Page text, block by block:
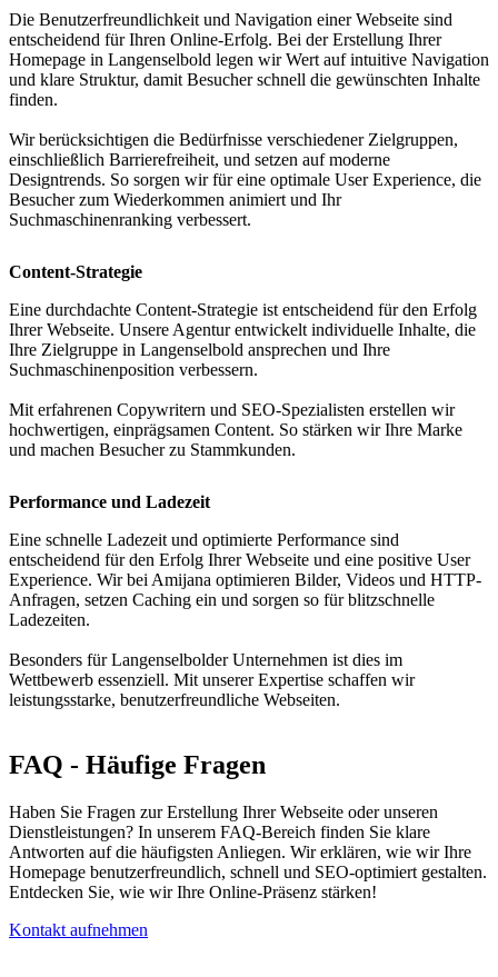
Die Benutzerfreundlichkeit und Navigation einer Webseite sind
entscheidend für Ihren Online-Erfolg. Bei der Erstellung Ihrer
Homepage in Langenselbold legen wir Wert auf intuitive Navigation
und klare Struktur, damit Besucher schnell die gewünschten Inhalte
finden.
Wir berücksichtigen die Bedürfnisse verschiedener Zielgruppen,
einschließlich Barrierefreiheit, und setzen auf moderne
Designtrends. So sorgen wir für eine optimale User Experience, die
Besucher zum Wiederkommen animiert und Ihr
Suchmaschinenranking verbessert.
Content-Strategie
Eine durchdachte Content-Strategie ist entscheidend für den Erfolg
Ihrer Webseite. Unsere Agentur entwickelt individuelle Inhalte, die
Ihre Zielgruppe in Langenselbold ansprechen und Ihre
Suchmaschinenposition verbessern.
Mit erfahrenen Copywritern und SEO-Spezialisten erstellen wir
hochwertigen, einprägsamen Content. So stärken wir Ihre Marke
und machen Besucher zu Stammkunden.
Performance und Ladezeit
Eine schnelle Ladezeit und optimierte Performance sind
entscheidend für den Erfolg Ihrer Webseite und eine positive User
Experience. Wir bei Amijana optimieren Bilder, Videos und HTTP-
Anfragen, setzen Caching ein und sorgen so für blitzschnelle
Ladezeiten.
Besonders für Langenselbolder Unternehmen ist dies im
Wettbewerb essenziell. Mit unserer Expertise schaffen wir
leistungsstarke, benutzerfreundliche Webseiten.
FAQ - Häufige Fragen
Haben Sie Fragen zur Erstellung Ihrer Webseite oder unseren
Dienstleistungen? In unserem FAQ-Bereich finden Sie klare
Antworten auf die häufigsten Anliegen. Wir erklären, wie wir Ihre
Homepage benutzerfreundlich, schnell und SEO-optimiert gestalten.
Entdecken Sie, wie wir Ihre Online-Präsenz stärken!
Kontakt aufnehmen